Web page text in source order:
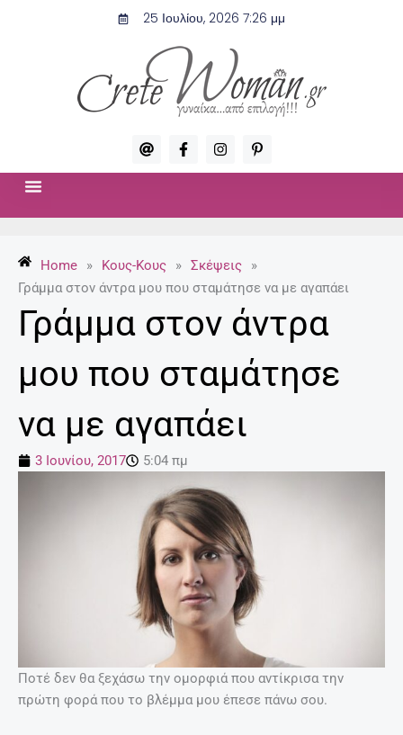
25 Ιουλίου, 2026 7:26 μμ
A
t
F
a
c
I
n
s
P
i
n
-
p
Home » Κους-Κους » Σκέψεις
»
Γράμμα στον άντρα μου που σταμάτησε να με αγαπάει
Γράμμα στον άντρα
μου που σταμάτησε
να με αγαπάει
3 Ιουνίου, 2017 5:04 πμ
Ποτέ δεν θα ξεχάσω την ομορφιά που αντίκρισα την
πρώτη φορά που το βλέμμα μου έπεσε πάνω σου.